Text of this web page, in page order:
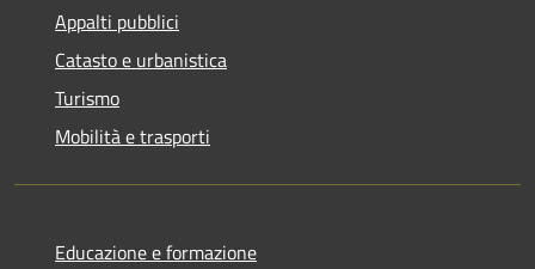
Appalti pubblici
Catasto e urbanistica
Turismo
Mobilità e trasporti
Educazione e formazione